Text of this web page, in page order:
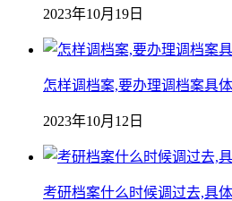
2023年10月19日
怎样调档案,要办理调档案具
2023年10月12日
考研档案什么时候调过去,具